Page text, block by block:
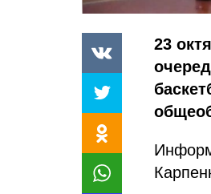
23